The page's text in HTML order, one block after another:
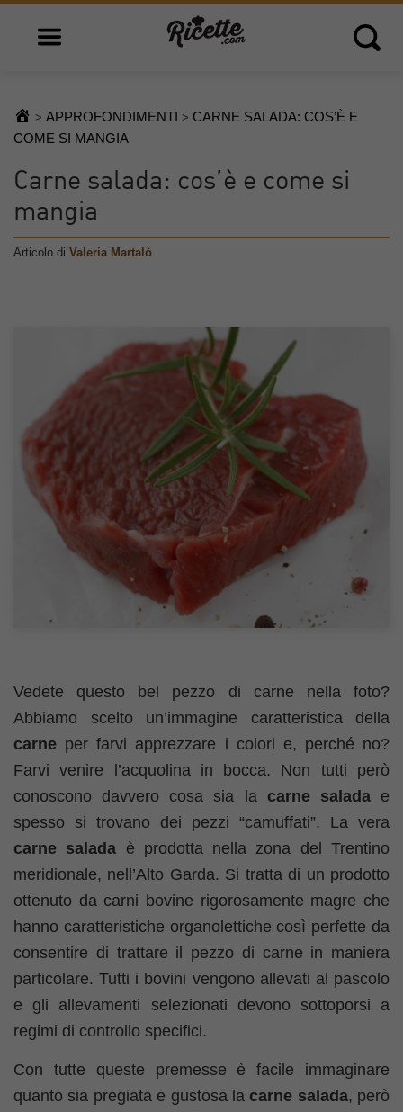
Open main menu Open
> APPROFONDIMENTI > CARNE SALADA: COS’È E
COME SI MANGIA
Carne salada: cos’è e come si
mangia
Articolo di Valeria Martalò
Vedete questo bel pezzo di carne nella foto?
Abbiamo scelto un’immagine caratteristica della
carne per farvi apprezzare i colori e, perché no?
Farvi venire l’acquolina in bocca. Non tutti però
conoscono davvero cosa sia la carne saladae
spesso si trovano dei pezzi “camuffati”. La vera
carne salada è prodotta nella zona del Trentino
meridionale, nell’Alto Garda. Si tratta di un prodotto
ottenuto da carni bovine rigorosamente magre che
hanno caratteristiche organolettiche così perfette da
consentire di trattare il pezzo di carne in maniera
particolare. Tutti i bovini vengono allevati al pascolo
e gli allevamenti selezionati devono sottoporsi a
regimi di controllo specifici.
Con tutte queste premesse è facile immaginare
quanto sia pregiata e gustosa la carne salada, però